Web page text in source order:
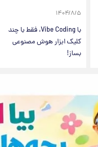
۱۴۰۴/۸/۵
با Vibe Coding، فقط با چند
کلیک ابزار هوش مصنوعی
بساز!